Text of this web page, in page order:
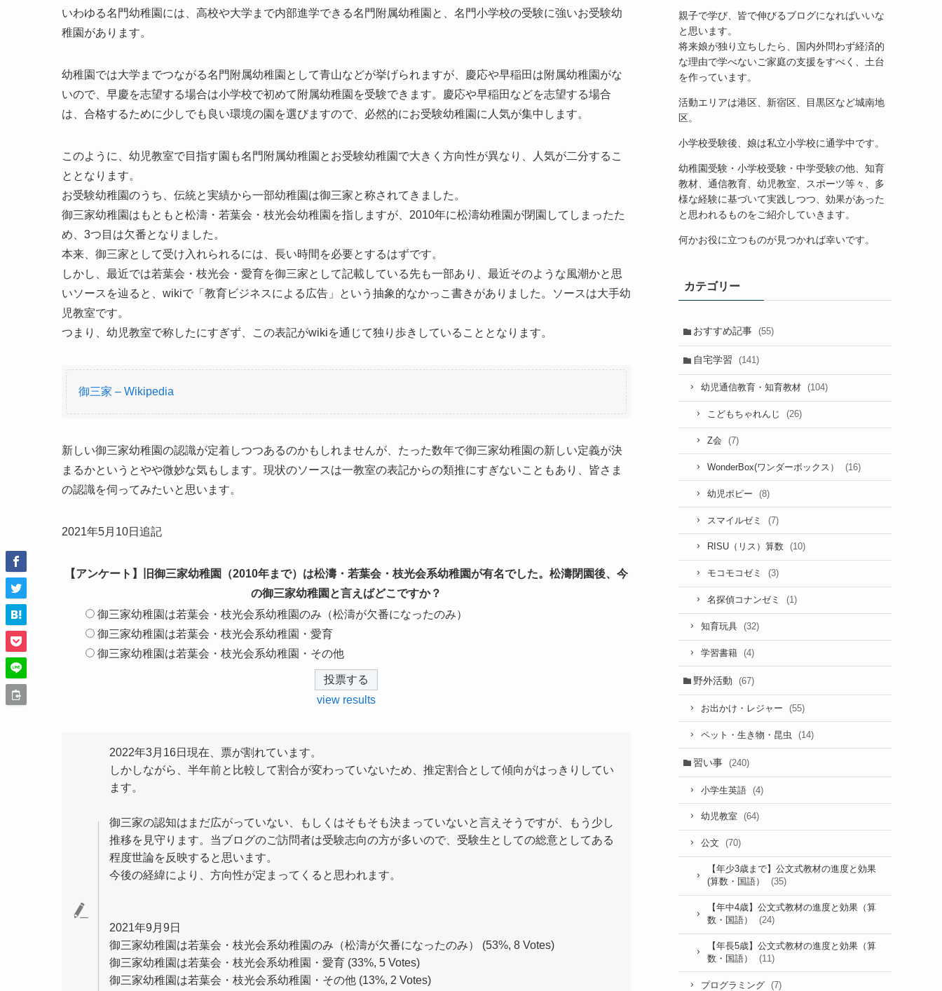
いわゆる名門幼稚園には、高校や大学まで内部進学できる名門附属幼稚園と、名門小学校の受験に強いお受験幼
稚園があります。
幼稚園では大学までつながる名門附属幼稚園として青山などが挙げられますが、慶応や早稲田は附属幼稚園がな
いので、早慶を志望する場合は小学校で初めて附属幼稚園を受験できます。慶応や早稲田などを志望する場合
は、合格するために少しでも良い環境の園を選びますので、必然的にお受験幼稚園に人気が集中します。
このように、幼児教室で目指す園も名門附属幼稚園とお受験幼稚園で大きく方向性が異なり、人気が二分するこ
ととなります。
お受験幼稚園のうち、伝統と実績から一部幼稚園は御三家と称されてきました。
御三家幼稚園はもともと松濤・若葉会・枝光会幼稚園を指しますが、2010年に松濤幼稚園が閉園してしまったた
め、3つ目は欠番となりました。
本来、御三家として受け入れられるには、長い時間を必要とするはずです。
しかし、最近では若葉会・枝光会・愛育を御三家として記載している先も一部あり、最近そのような風潮かと思
いソースを辿ると、wikiで「教育ビジネスによる広告」という抽象的なかっこ書きがありました。ソースは大手幼
児教室です。
つまり、幼児教室で称したにすぎず、この表記がwikiを通じて独り歩きしていることとなります。
御三家 – Wikipedia
新しい御三家幼稚園の認識が定着しつつあるのかもしれませんが、たった数年で御三家幼稚園の新しい定義が決
まるかというとやや微妙な気もします。現状のソースは一教室の表記からの類推にすぎないこともあり、皆さま
の認識を伺ってみたいと思います。
2021年5月10日追記
【アンケート】旧御三家幼稚園（2010年まで）は松濤・若葉会・枝光会系幼稚園が有名でした。松濤閉園後、今
の御三家幼稚園と言えばどこですか？
御三家幼稚園は若葉会・枝光会系幼稚園のみ（松濤が欠番になったのみ）
御三家幼稚園は若葉会・枝光会系幼稚園・愛育
御三家幼稚園は若葉会・枝光会系幼稚園・その他
view results
2022年3月16日現在、票が割れています。
しかしながら、半年前と比較して割合が変わっていないため、推定割合として傾向がはっきりしてい
ます。
御三家の認知はまだ広がっていない、もしくはそもそも決まっていないと言えそうですが、もう少し
推移を見守ります。当ブログのご訪問者は受験志向の方が多いので、受験生としての総意としてある
程度世論を反映すると思います。
今後の経緯により、方向性が定まってくると思われます。
2021年9月9日
御三家幼稚園は若葉会・枝光会系幼稚園のみ（松濤が欠番になったのみ） (53%, 8 Votes)
御三家幼稚園は若葉会・枝光会系幼稚園・愛育 (33%, 5 Votes)
御三家幼稚園は若葉会・枝光会系幼稚園・その他 (13%, 2 Votes)
親子で学び、皆で伸びるブログになればいいな
と思います。
将来娘が独り立ちしたら、国内外問わず経済的
な理由で学べないご家庭の支援をすべく、土台
を作っています。
活動エリアは港区、新宿区、目黒区など城南地
区。
小学校受験後、娘は私立小学校に通学中です。
幼稚園受験・小学校受験・中学受験の他、知育
教材、通信教育、幼児教室、スポーツ等々、多
様な経験に基づいて実践しつつ、効果があった
と思われるものをご紹介していきます。
何かお役に立つものが見つかれば幸いです。
カテゴリー
おすすめ記事 (55)
自宅学習 (141)
幼児通信教育・知育教材 (104)
こどもちゃれんじ (26)
Z会 (7)
WonderBox(ワンダーボックス） (16)
幼児ポピー (8)
スマイルゼミ (7)
RISU（リス）算数 (10)
モコモコゼミ (3)
名探偵コナンゼミ (1)
知育玩具 (32)
学習書籍 (4)
野外活動 (67)
お出かけ・レジャー (55)
ペット・生き物・昆虫 (14)
習い事 (240)
小学生英語 (4)
幼児教室 (64)
公文 (70)
【年少3歳まで】公文式教材の進度と効果
(算数・国語）
(35)
【年中4歳】公文式教材の進度と効果（算
数・国語）
(24)
【年長5歳】公文式教材の進度と効果（算
数・国語）
(11)
プログラミング (7)